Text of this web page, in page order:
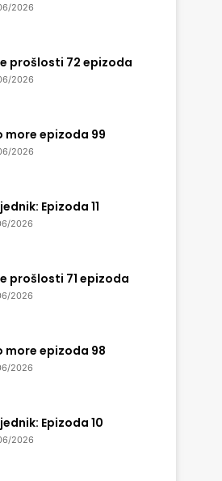
2026
prošlosti 72 epizoda
2026
more epizoda 99
2026
Epizoda 11
2026
prošlosti 71 epizoda
2026
more epizoda 98
2026
Epizoda 10
2026